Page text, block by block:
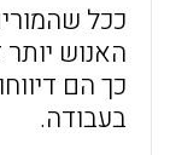
ככל
האנוש יותר
כך הם
בעבודה.